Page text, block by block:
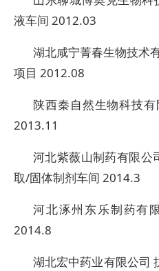
液车间 2012.03
湖北咸宁菁春生物技术
项目 2012.08
陕西秦自然生物科技
2013.11
河北紫薇山制药有限公
取/固体制剂车间 2014.3
河北涿州东乐制药有
2014.8
湖北宏中药业有限公司